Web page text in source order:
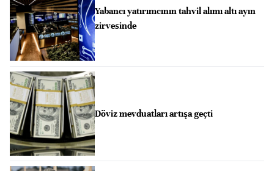
Yabancı yatırımcının tahvil alımı altı ayın
zirvesinde
Döviz mevduatları artışa geçti